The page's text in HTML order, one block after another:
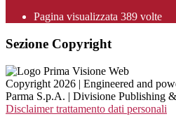
Pagina visualizzata 389 volte
Sezione Copyright
Copyright 2026 | Engineered and
Parma S.p.A. | Divisione Publishing
Disclaimer trattamento dati personali